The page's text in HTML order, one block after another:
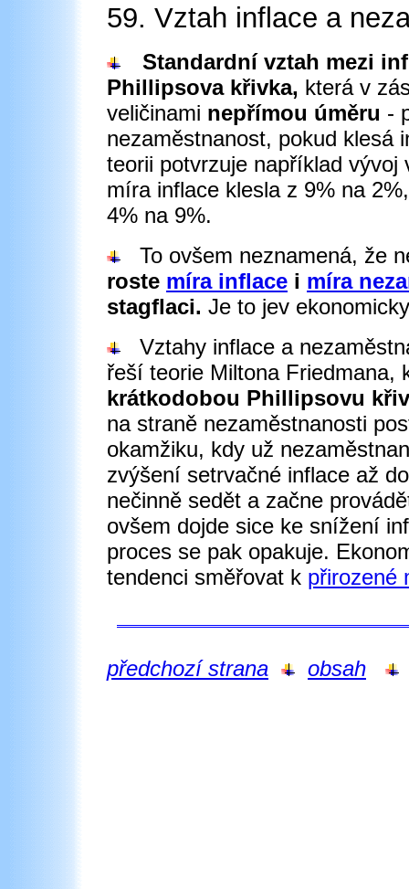
59. Vztah inflace a
Standardní vztah mezi
Phillipsova křivka, která v
veličinami nepřímou úměru -
nezaměstnanost, pokud klesá
teorii potvrzuje například
míra inflace klesla z 9% na
4% na 9%.
To ovšem neznamená, že
roste míra inflace i míra
stagflaci. Je to jev
Vztahy inflace a
řeší teorie Miltona Friedmana,
krátkodobou Phillipsovu
na straně nezaměstnanosti
okamžiku, kdy už
zvýšení setrvačné inflace až
nečinně sedět a začne
ovšem dojde sice ke snížení
proces se pak opakuje.
tendenci směřovat k přirozené
předchozí strana obsah